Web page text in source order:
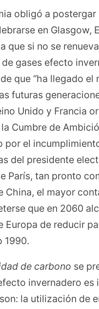
obligó a
en Glasgow,
que si no se
gases efecto
que “ha llegado
futuras
Unido y Francia
Cumbre de
por el
del presidente
París, tan pronto
China, el mayor
que en 2060
Europa de reducir
1990.
de carbono se
invernadero
la utilización de